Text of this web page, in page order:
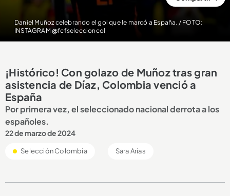
Daniel Muñoz celebrando el gol que le marcó a España. / FOTO:
INSTAGRAM @fcfseleccioncol
¡Histórico! Con golazo de Muñoz tras gran
asistencia de Díaz, Colombia venció a
España
Por primera vez, el seleccionado nacional derrota a los
españoles.
22 de marzo de 2024
Selección Colombia Sara Arias